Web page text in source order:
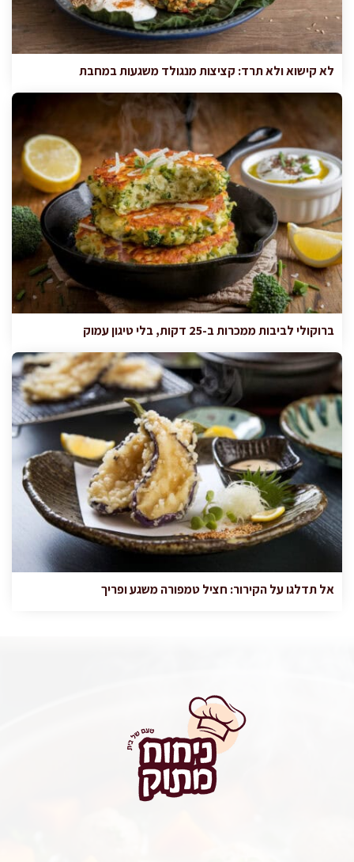
לא קישוא ולא תרד: קציצות מנגולד משגעות במחבת
ברוקולי לביבות ממכרות ב-25 דקות, בלי טיגון עמוק
אל תדלגו על הקירור: חציל טמפורה משגע ופריך